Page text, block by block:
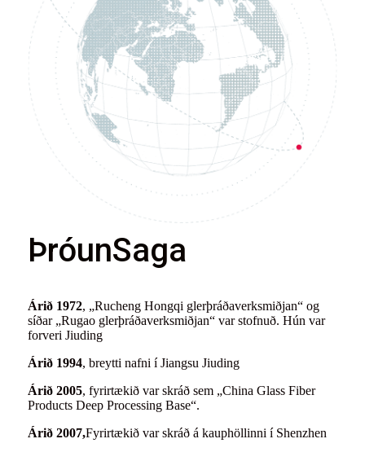
ÞróunSaga
Árið 1972, „Rucheng Hongqi glerþráðaverksmiðjan“ og
síðar „Rugao glerþráðaverksmiðjan“ var stofnuð. Hún var
forveri Jiuding
Árið 1994, breytti nafni í Jiangsu Jiuding
Árið 2005, fyrirtækið var skráð sem „China Glass Fiber
Products Deep Processing Base“.
Árið 2007,Fyrirtækið var skráð á kauphöllinni í Shenzhen